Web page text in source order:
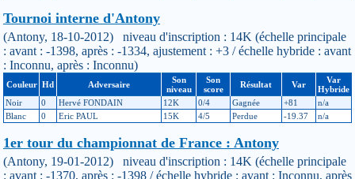
Tournoi interne d'Antony
(Antony, 18-10-2012) niveau d'inscription : 14K (échelle principale
: avant : -1398, après : -1334, ajustement : +3 / échelle hybride : avant
: Inconnu, après : Inconnu)
Couleur Hd Adversaire
Son
niveau
Son
score
Résultat Var
Var
Hybride
Noir
0 Hervé FONDAIN 12K 0/4 Gagnée +81
n/a
Blanc
0 Eric PAUL 15K 4/5 Perdue -19.37 n/a
1er tour du championnat de France : Antony
(Antony, 19-01-2012) niveau d'inscription : 14K (échelle principale
: avant : -1370, après : -1398 / échelle hybride : avant : Inconnu, après